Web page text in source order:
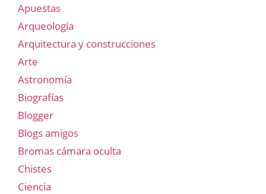
Apuestas
Arqueología
Arquitectura y construcciones
Arte
Astronomía
Biografías
Blogger
Blogs amigos
Bromas cámara oculta
Chistes
Ciencia